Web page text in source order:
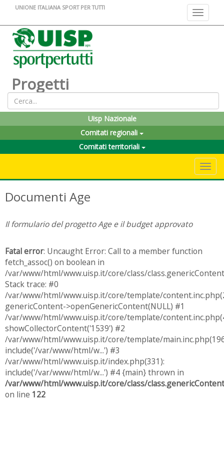
Toggle
UNIONE ITALIANA SPORT PER TUTTI
Progetti
Uisp Nazionale
Comitati regionali
Comitati territoriali
Documenti Age
Il formulario del progetto Age e il budget approvato
Fatal error: Uncaught Error: Call to a member function
fetch_assoc() on boolean in
/var/www/html/www.uisp.it/core/class/
Stack trace: #0
/var/www/html/www.uisp.it/core/template/
genericContent->openGenericContent(NULL) #1
/var/www/html/www.uisp.it/core/template/
showCollectorContent('1539') #2
/var/www/html/www.uisp.it/core/template/
include('/var/www/html/w...') #3
/var/www/html/www.uisp.it/index.php(331):
include('/var/www/html/w...') #4 {main} thrown in
/var/www/html/www.uisp.it/core/class/
on line 122